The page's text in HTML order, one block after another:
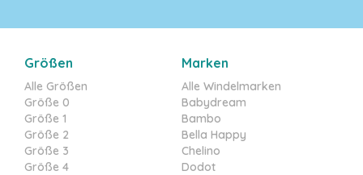
Größen
Alle Größen
Größe 0
Größe 1
Größe 2
Größe 3
Größe 4
Marken
Alle Windelmarken
Babydream
Bambo
Bella Happy
Chelino
Dodot